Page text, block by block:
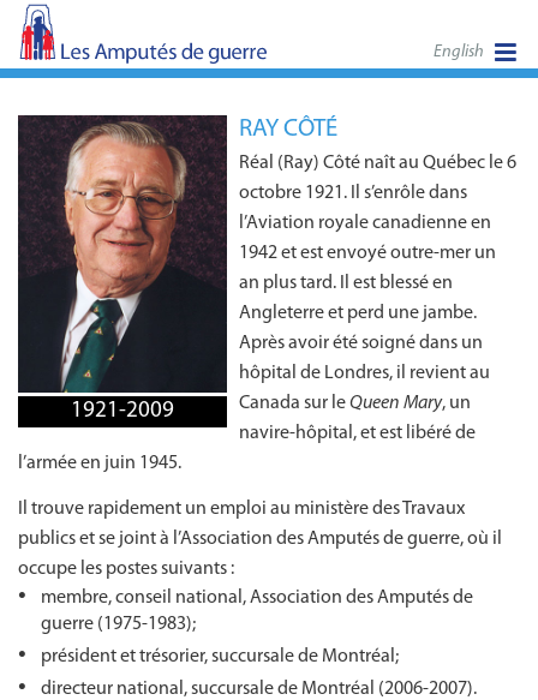
English
1921-2009
RAY CÔTÉ
Réal (Ray) Côté naît au Québec le 6
octobre 1921. Il s’enrôle dans
l’Aviation royale canadienne en
1942 et est envoyé outre-mer un
an plus tard. Il est blessé en
Angleterre et perd une jambe.
Après avoir été soigné dans un
hôpital de Londres, il revient au
Canada sur leQueen Mary, un
navire-hôpital, et est libéré de
l’armée en juin 1945.
Il trouve rapidement un emploi au ministère des Travaux
publics et se joint à l’Association des Amputés de guerre, où il
occupe les postes suivants :
membre, conseil national, Association des Amputés de
guerre (1975-1983);
président et trésorier, succursale de Montréal;
directeur national, succursale de Montréal (2006-2007).